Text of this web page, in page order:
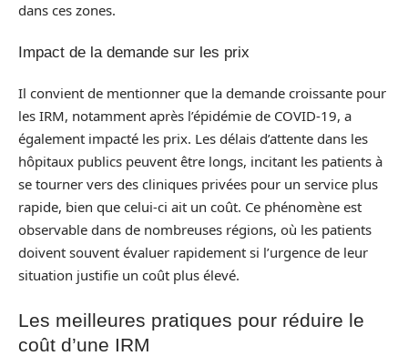
dans ces zones.
Impact de la demande sur les prix
Il convient de mentionner que la demande croissante pour
les IRM, notamment après l’épidémie de COVID-19, a
également impacté les prix. Les délais d’attente dans les
hôpitaux publics peuvent être longs, incitant les patients à
se tourner vers des cliniques privées pour un service plus
rapide, bien que celui-ci ait un coût. Ce phénomène est
observable dans de nombreuses régions, où les patients
doivent souvent évaluer rapidement si l’urgence de leur
situation justifie un coût plus élevé.
Les meilleures pratiques pour réduire le
coût d’une IRM